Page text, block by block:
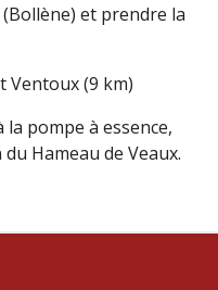
et prendre la
Ventoux (9 km)
pompe à essence,
Hameau de Veaux.